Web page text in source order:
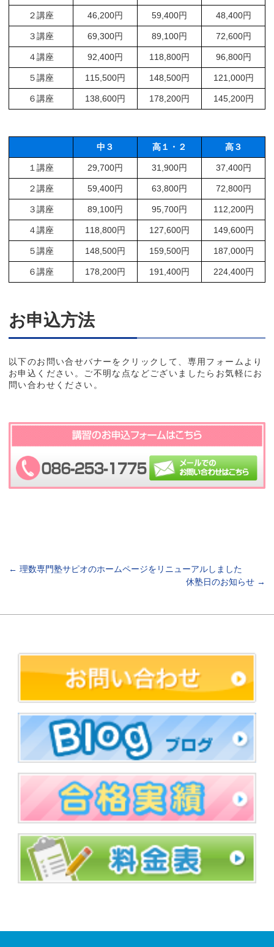
２講座 46,200円 59,400円 48,400円
３講座 69,300円 89,100円 72,600円
４講座 92,400円 118,800円 96,800円
５講座 115,500円 148,500円 121,000円
６講座 138,600円 178,200円 145,200円
中３ 高１・２ 高３
１講座 29,700円 31,900円 37,400円
２講座 59,400円 63,800円 72,800円
３講座 89,100円 95,700円 112,200円
４講座 118,800円 127,600円 149,600円
５講座 148,500円 159,500円 187,000円
６講座 178,200円 191,400円 224,400円
お申込方法
以下のお問い合せバナーをクリックして、専用フォームより
お申込ください。ご不明な点などございましたらお気軽にお
問い合わせください。
← 理数専門塾サピオのホームページをリニューアルしました
休塾日のお知らせ →